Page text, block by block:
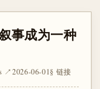
事成为一种
↗2026-06-01§ 链接